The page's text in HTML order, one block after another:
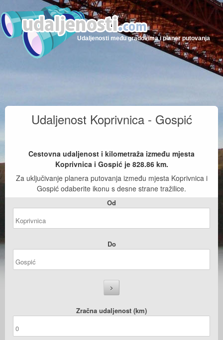
Udaljenosti među gradovima i planer putovanja
Udaljenost Koprivnica - Gospić
Cestovna udaljenost i kilometraža između mjesta
Koprivnica i Gospić je 828.86km.
Za uključivanje planera putovanja između mjesta Koprivnica i
Gospić odaberite ikonu s desne strane tražilice.
Od
Do
Zračna udaljenost (km)